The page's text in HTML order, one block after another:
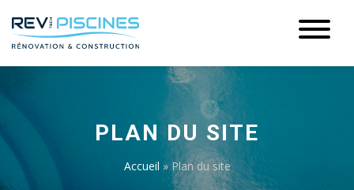
PLAN DU SITE
Accueil »Plan du site